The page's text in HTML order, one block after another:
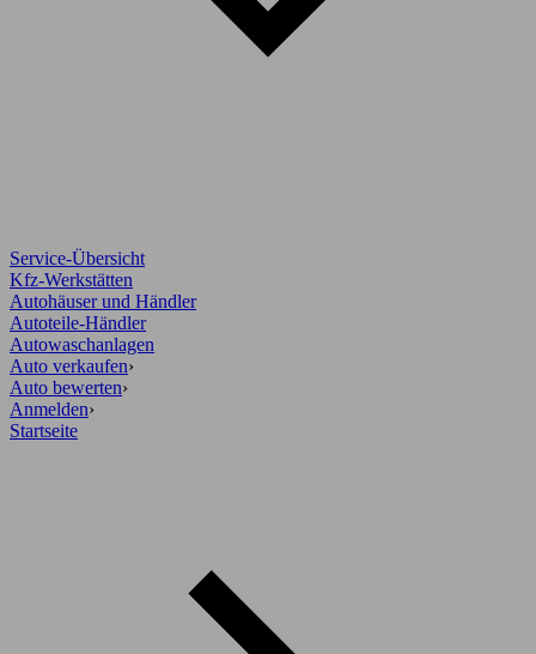
Service-Übersicht
Kfz-Werkstätten
Autohäuser und Händler
Autoteile-Händler
Autowaschanlagen
Auto verkaufen›
Auto bewerten›
Anmelden›
Startseite